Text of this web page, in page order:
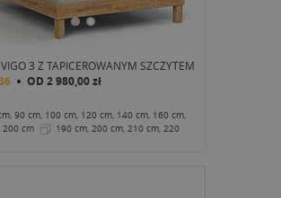
3 Z TAPICEROWANYM SZCZYTEM
OD 2 980,00 zł
90 cm, 100 cm, 120 cm, 140 cm, 160 cm,
200 cm
190 cm, 200 cm, 210 cm, 220